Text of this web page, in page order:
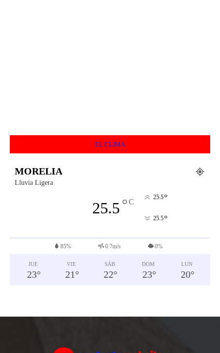
EL CLIMA
MORELIA
Lluvia Ligera
25.5°C
25.5°
25.5°
85% 0.7m/s 0%
JUE
23°
VIE
21 °
SÁB
22°
DOM
23°
LUN
20°